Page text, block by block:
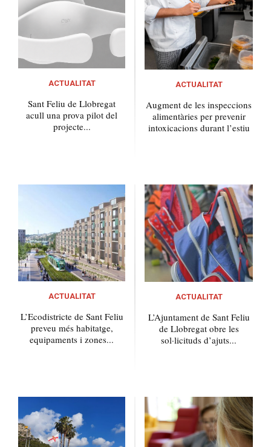
ACTUALITAT
Sant Feliu de Llobregat
acull una prova pilot del
projecte...
ACTUALITAT
Augment de les inspeccions
alimentàries per prevenir
intoxicacions durant l’estiu
ACTUALITAT
L’Ecodistricte de Sant Feliu
preveu més habitatge,
equipaments i zones...
ACTUALITAT
L’Ajuntament de Sant Feliu
de Llobregat obre les
sol·licituds d’ajuts...